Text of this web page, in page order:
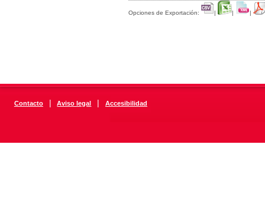
Opciones de Exportación: | | |
Contacto | Aviso legal | Accesibilidad